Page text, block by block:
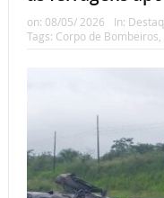
on: 08/05/ 2026 In:
Tags: Corpo de Bombeiros